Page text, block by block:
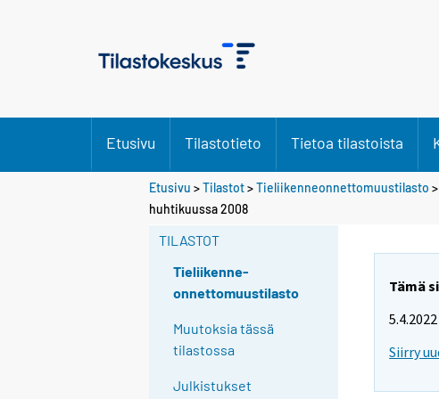
Etusivu Tilastotieto Tietoa tilastoista
Etusivu >Tilastot>Tieliikenneonnettomuustilasto >
huhtikuussa 2008
TILASTOT
Tieliikenne-
onnettomuustilasto
Muutoksia tässä
tilastossa
Julkistukset
Tämä
Siirry